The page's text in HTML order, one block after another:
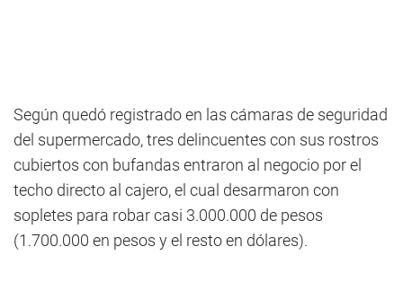
Según quedó registrado en las cámaras de seguridad
del supermercado, tres delincuentes con sus rostros
cubiertos con bufandas entraron al negocio por el
techo directo al cajero, el cual desarmaron con
sopletes para robar casi 3.000.000 de pesos
(1.700.000 en pesos y el resto en dólares).